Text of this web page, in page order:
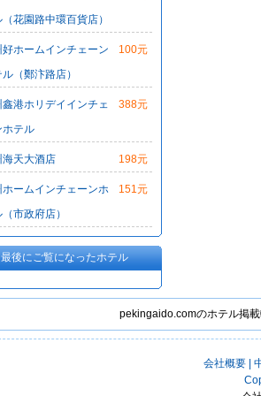
花園路中環百貨店）
100元
好ホームインチェーン
（鄭汴路店）
388元
鑫港ホリデイインチェ
ホテル
198元
海天大酒店
151元
ホームインチェーンホ
市政府店）
最後にご覧になったホテル
pekingaido.comのホテル掲
会社概要